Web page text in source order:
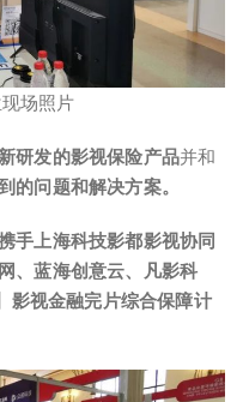
现场照片
研发的影视保险产品并和
的问题和解决方案。
手上海科技影都影视协同
、蓝海创意云、凡影科
影视金融完片综合保障计